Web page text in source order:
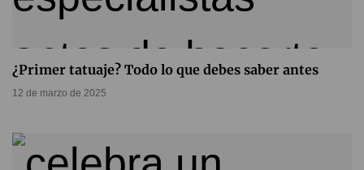
¿Primer tatuaje? Todo lo que debes saber antes
12 de marzo de 2025